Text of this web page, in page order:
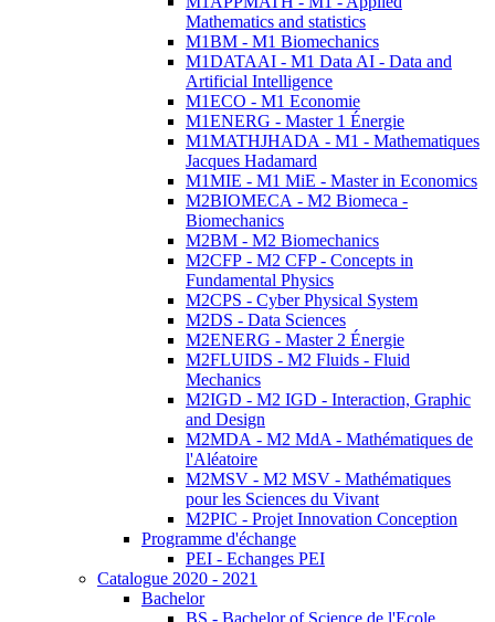
Mathematics and statistics
M1BM - M1 Biomechanics
M1DATAAI - M1 Data AI - Data and
Artificial Intelligence
M1ECO - M1 Economie
M1ENERG - Master 1 Énergie
M1MATHJHADA - M1 - Mathematiques
Jacques Hadamard
M1MIE - M1 MiE - Master in Economics
M2BIOMECA - M2 Biomeca -
Biomechanics
M2BM - M2 Biomechanics
M2CFP - M2 CFP - Concepts in
Fundamental Physics
M2CPS - Cyber Physical System
M2DS - Data Sciences
M2ENERG - Master 2 Énergie
M2FLUIDS - M2 Fluids - Fluid
Mechanics
M2IGD - M2 IGD - Interaction, Graphic
and Design
M2MDA - M2 MdA - Mathématiques de
l'Aléatoire
M2MSV - M2 MSV - Mathématiques
pour les Sciences du Vivant
M2PIC - Projet Innovation Conception
Programme d'échange
PEI - Echanges PEI
Catalogue 2020 - 2021
Bachelor
BS - Bachelor of Science de l'Ecole